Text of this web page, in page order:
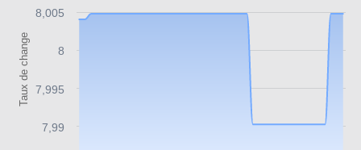
Taux de change
7,99
7,995
8
8,005